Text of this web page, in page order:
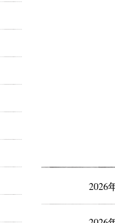
2026